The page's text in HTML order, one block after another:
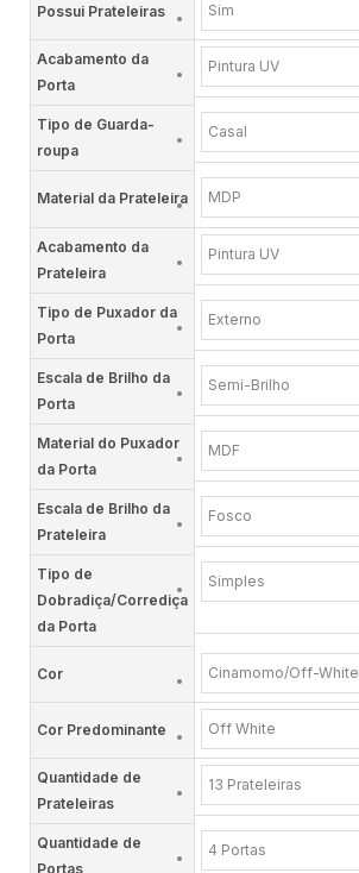
Possui Prateleiras Sim
Acabamento da
Porta
Pintura UV
Tipo de Guarda-
roupa
Casal
Material da Prateleira MDP
Acabamento da
Prateleira
Pintura UV
Tipo de Puxador da
Porta
Externo
Escala de Brilho da
Porta
Semi-Brilho
Material do Puxador
da Porta
MDF
Escala de Brilho da
Prateleira
Fosco
Tipo de
Dobradiça/Corrediça
da Porta
Simples
Cor Cinamomo/Off-White
Cor Predominante Off White
Quantidade de
Prateleiras
13 Prateleiras
Quantidade de
Portas
4 Portas